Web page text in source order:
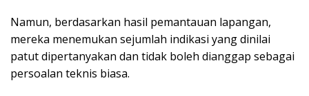
Namun, berdasarkan hasil pemantauan lapangan,
mereka menemukan sejumlah indikasi yang dinilai
patut dipertanyakan dan tidak boleh dianggap sebagai
persoalan teknis biasa.